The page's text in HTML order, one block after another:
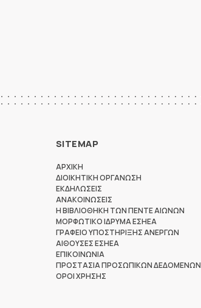
SITEMAP
ΑΡΧΙΚΗ
ΔΙΟΙΚΗΤΙΚΗ ΟΡΓΑΝΩΣΗ
ΕΚΔΗΛΩΣΕΙΣ
ΑΝΑΚΟΙΝΩΣΕΙΣ
Η ΒΙΒΛΙΟΘΗΚΗ ΤΩΝ ΠΕΝΤΕ ΑΙΩΝΩΝ
ΜΟΡΦΩΤΙΚΟ ΙΔΡΥΜΑ ΕΣΗΕΑ
ΓΡΑΦΕΙΟ ΥΠΟΣΤΗΡΙΞΗΣ ΑΝΕΡΓΩΝ
ΑΙΘΟΥΣΕΣ ΕΣΗΕΑ
ΕΠΙΚΟΙΝΩΝΙΑ
ΠΡΟΣΤΑΣΙΑ ΠΡΟΣΩΠΙΚΩΝ ΔΕΔΟΜΕΝΩΝ
ΟΡΟΙ ΧΡΗΣΗΣ